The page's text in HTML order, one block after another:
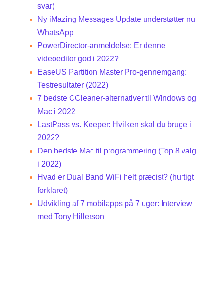
svar)
Ny iMazing Messages Update understøtter nu
WhatsApp
PowerDirector-anmeldelse: Er denne
videoeditor god i 2022?
EaseUS Partition Master Pro-gennemgang:
Testresultater (2022)
7 bedste CCleaner-alternativer til Windows og
Mac i 2022
LastPass vs. Keeper: Hvilken skal du bruge i
2022?
Den bedste Mac til programmering (Top 8 valg
i 2022)
Hvad er Dual Band WiFi helt præcist? (hurtigt
forklaret)
Udvikling af 7 mobilapps på 7 uger: Interview
med Tony Hillerson